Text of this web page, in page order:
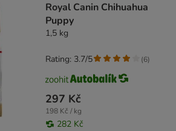
Royal Canin Chihuahua
Puppy
1,5 kg
297 Kč
198 Kč / kg
282 Kč
Rating: 3.7/5 (6)